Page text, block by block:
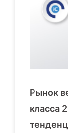
Рынок
класса